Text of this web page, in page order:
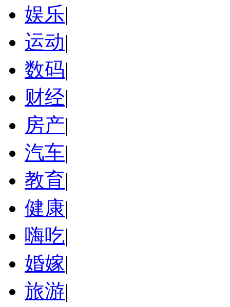
娱乐|
运动|
数码|
财经|
房产|
汽车|
教育|
健康|
嗨吃|
婚嫁|
旅游|